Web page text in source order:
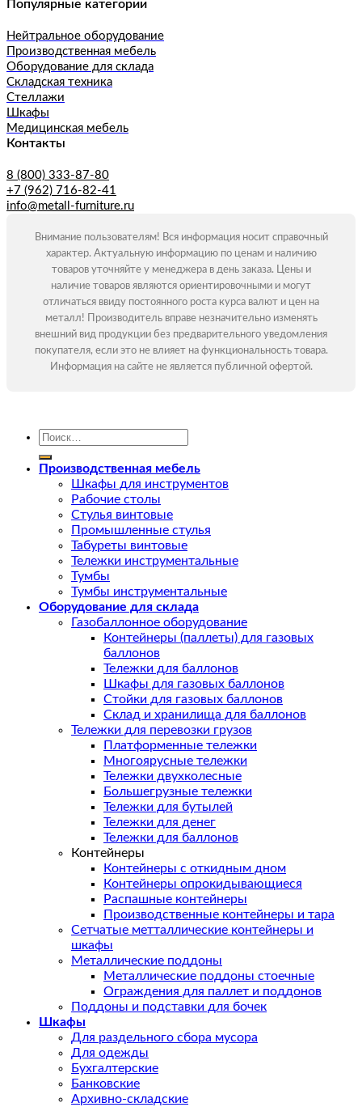
Популярные категории
Нейтральное оборудование
Производственная мебель
Оборудование для склада
Складская техника
Стеллажи
Шкафы
Медицинская мебель
Контакты
8 (800) 333-87-80
+7 (962) 716-82-41
info@metall-furniture.ru
Внимание пользователям! Вся информация носит справочный
характер. Актуальную информацию по ценам и наличию
товаров уточняйте у менеджера в день заказа. Цены и
наличие товаров являются ориентировочными и могут
отличаться ввиду постоянного роста курса валют и цен на
металл! Производитель вправе незначительно изменять
внешний вид продукции без предварительного уведомления
покупателя, если это не влияет на функциональность товара.
Информация на сайте не является публичной офертой.
Искать:
Производственная мебель
Шкафы для инструментов
Рабочие столы
Стулья винтовые
Промышленные стулья
Табуреты винтовые
Тележки инструментальные
Тумбы
Тумбы инструментальные
Оборудование для склада
Газобаллонное оборудование
Контейнеры (паллеты) для газовых
баллонов
Тележки для баллонов
Шкафы для газовых баллонов
Стойки для газовых баллонов
Склад и хранилища для баллонов
Тележки для перевозки грузов
Платформенные тележки
Многоярусные тележки
Тележки двухколесные
Большегрузные тележки
Тележки для бутылей
Тележки для денег
Тележки для баллонов
Контейнеры
Контейнеры с откидным дном
Контейнеры опрокидывающиеся
Распашные контейнеры
Производственные контейнеры и тара
Сетчатые метталлические контейнеры и
шкафы
Металлические поддоны
Металлические поддоны стоечные
Ограждения для паллет и поддонов
Поддоны и подставки для бочек
Шкафы
Для раздельного сбора мусора
Для одежды
Бухгалтерские
Банковские
Архивно-складские